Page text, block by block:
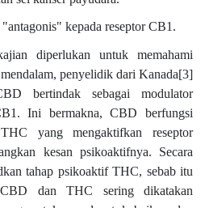
kepada reseptor CB1.
diperlukan untuk memahami
penyelidik dari Kanada[3]
bertindak sebagai modulator
Ini bermakna, CBD berfungsi
yang mengaktifkan reseptor
kesan psikoaktifnya. Secara
tahap psikoaktif THC, sebab itu
dan THC sering dikatakan